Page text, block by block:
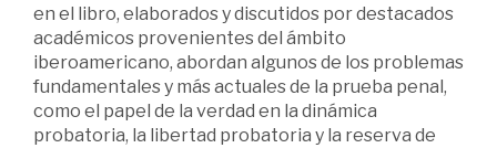
en el libro, elaborados y discutidos por destacados
académicos provenientes del ámbito
iberoamericano, abordan algunos de los problemas
fundamentales y más actuales de la prueba penal,
como el papel de la verdad en la dinámica
probatoria, la libertad probatoria y la reserva de